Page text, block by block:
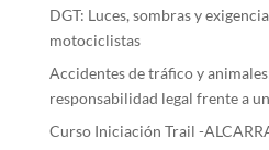
DGT: Luces, sombras y
motociclistas
Accidentes de tráfico y
responsabilidad legal frente a
Curso Iniciación Trail -